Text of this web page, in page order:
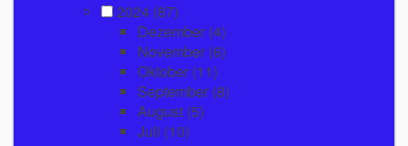
2024 (87)
Dezember (4)
November (6)
Oktober (11)
September (8)
August (5)
Juli (10)